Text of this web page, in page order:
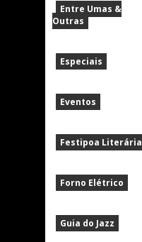
Entre Umas &
Outras
Especiais
Eventos
Festipoa Literária
Forno Elétrico
Guia do Jazz